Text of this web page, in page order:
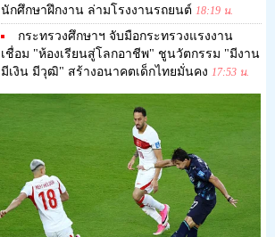
นักศึกษาฝึกงาน ล่ามโรงงานรถยนต์ 18:19 น.
กระทรวงศึกษาฯ จับมือกระทรวงแรงงาน
เชื่อม "ห้องเรียนสู่โลกอาชีพ" ชูนวัตกรรม "มีงาน
มีเงิน มีวุฒิ" สร้างอนาคตเด็กไทยมั่นคง 17:53 น.